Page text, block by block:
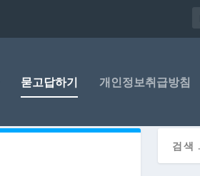
묻고답하기 개인정보취급방침